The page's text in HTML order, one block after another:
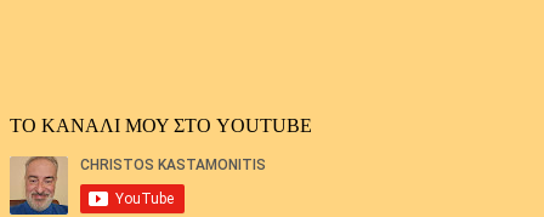
ΤΟ ΚΑΝΑΛΙ ΜΟΥ ΣΤΟ YOUTUBE